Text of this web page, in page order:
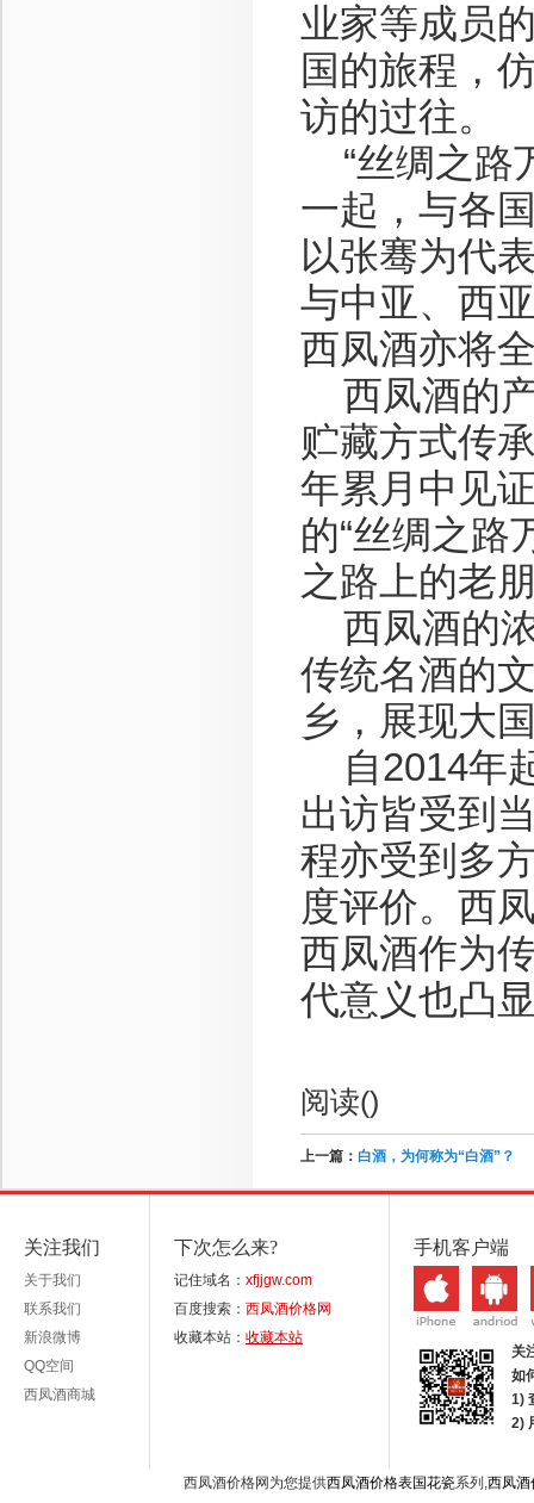
业家等成员
国的旅程，
访的过往。
“丝绸之路
一起，与各
以张骞为代
与中亚、西
西凤酒亦将
西凤酒的
贮藏方式传
年累月中见
的“丝绸之路
之路上的老
西凤酒的
传统名酒的
乡，展现大
自2014年
出访皆受到
程亦受到多
度评价。西
西凤酒作为
代意义也凸
阅读()
上一篇： 白酒，为何称为“白酒”？
关注我们
关于我们
联系我们
新浪微博
QQ空间
西凤酒商城
下次怎么来?
记住域名： xfjjgw.com
百度搜索： 西凤酒价格网
收藏本站： 收藏本站
手机客户端
关
如
1)
2)
西凤酒价格网为您提供西凤酒价格表国花瓷系列,西凤酒